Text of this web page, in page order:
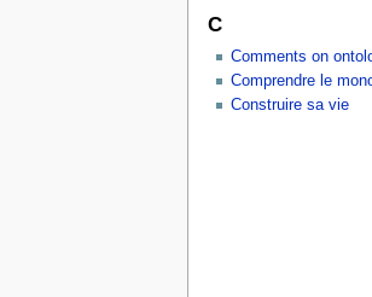
C
Comments on
Comprendre le
Construire sa vie